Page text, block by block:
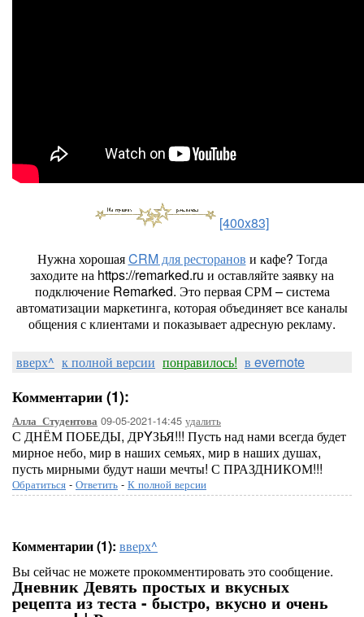
[400x83]
Нужна хорошаяCRM для ресторанов и кафе? Тогда
заходите на https://remarked.ru и оставляйте заявку на
подключение Remarked. Это первая СРМ – система
автоматизации маркетинга, которая объединяет все каналы
общения с клиентами и показывает адресную рекламу.
вверх^ к полной версии понравилось! в evernote
Комментарии (1):
Алла_Студентова 09-05-2021-14:45 удалить
С ДНЁМ ПОБЕДЫ, ДРYЗЬЯ!!! Пусть над нами всегда будет
мирное небо, мир в наших семьях, мир в наших душах,
пусть мирными будут наши мечты! С ПРАЗДНИКОМ!!!
Обратиться - Ответить - К полной версии
Комментарии (1): вверх^
Вы сейчас не можете прокомментировать это сообщение.
Дневник Девять простых и вкусных
рецепта из теста - быстро, вкусно и очень